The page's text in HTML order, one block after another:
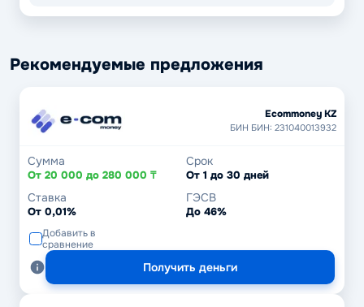
Рекомендуемые предложения
Ecommoney KZ
БИН БИН: 231040013932
Сумма
От 20 000 до 280 000 ₸
Срок
От 1 до 30 дней
Ставка
От 0,01%
ГЭСВ
До 46%
Добавить в
сравнение
Получить деньги